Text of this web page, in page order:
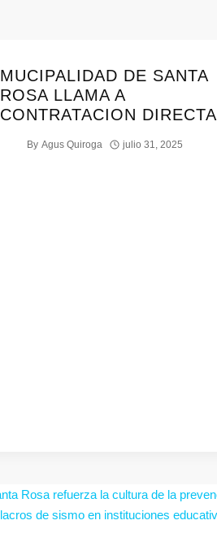
MUCIPALIDAD DE SANTA
ROSA LLAMA A
CONTRATACION DIRECTA
By Agus Quiroga julio 31, 2025